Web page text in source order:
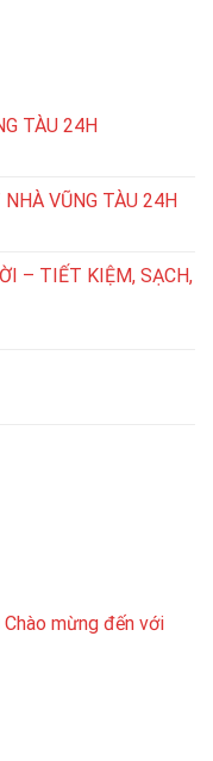
TÀU 24H
VŨNG TÀU 24H
– TIẾT KIỆM, SẠCH,
Chào mừng đến với